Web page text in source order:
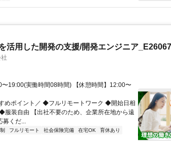
活用した開発の支援/開発エンジニア
〜19:00(実働時間08時間) 【休憩時間】12:00〜
めポイント／ ◆フルリモートワーク ◆開始日相
装自由 【出社不要のため、企業所在地から遠
募くだ...
フルリモート 社会保険完備 在宅OK
育休あり